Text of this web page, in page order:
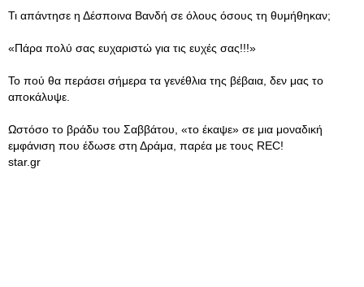
Τι απάντησε η Δέσποινα Βανδή σε όλους όσους τη θυμήθηκαν;
«Πάρα πολύ σας ευχαριστώ για τις ευχές σας!!!»
Το πού θα περάσει σήμερα τα γενέθλια της βέβαια, δεν μας το
αποκάλυψε.
Ωστόσο το βράδυ του Σαββάτου, «το έκαψε» σε μια μοναδική
εμφάνιση που έδωσε στη Δράμα, παρέα με τους REC!
star.gr